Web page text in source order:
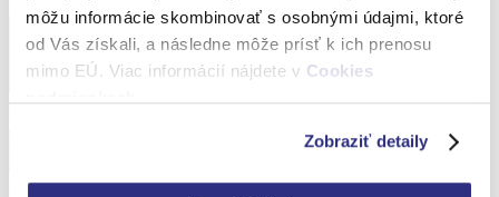
môžu informácie skombinovať s osobnými údajmi, ktoré
od Vás získali, a následne môže prísť k ich prenosu
mimo EÚ. Viac informácií nájdete v Cookies
Zobraziť detaily
Komponenty
Obrazové lišty a profilySklo a plastové skloZadné doskyPasparty